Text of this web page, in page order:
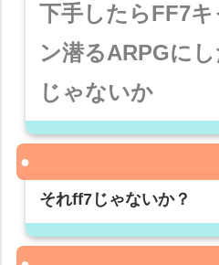
下手したらFF7
ン潜るARPGに
じゃないか
それff7じゃないか？